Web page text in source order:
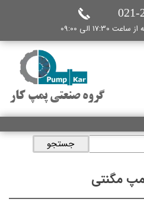
گروه صنعتی پمپ کار
الی 09:00
021-
جستجو
مگنتی